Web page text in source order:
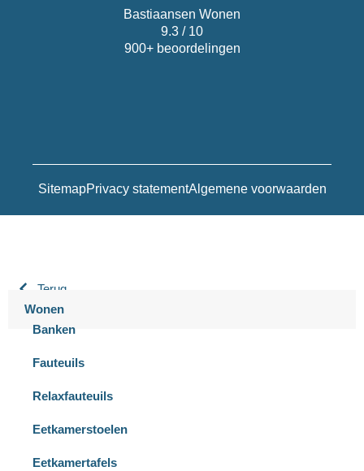
SitemapPrivacy statementAlgemene voorwaarden
Bastiaansen Wonen
9.3 / 10
900+ beoordelingen
Terug
Wonen
Banken
Fauteuils
Relaxfauteuils
Eetkamerstoelen
Eetkamertafels